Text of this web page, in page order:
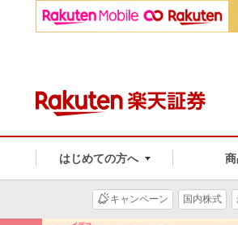
はじめての方へ
キャンペーン 国内株式